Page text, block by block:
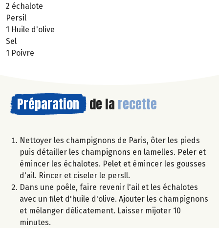
2 échalote
Persil
1 Huile d'olive
Sel
1 Poivre
Préparation de la recette
Nettoyer les champignons de Paris, ôter les pieds
puis détailler les champignons en lamelles. Peler et
émincer les échalotes. Pelet et émincer les gousses
d'ail. Rincer et ciseler le persll.
Dans une poêle, faire revenir l'ail et les échalotes
avec un filet d'huile d'olive. Ajouter les champignons
et mélanger délicatement. Laisser mijoter 10
minutes.